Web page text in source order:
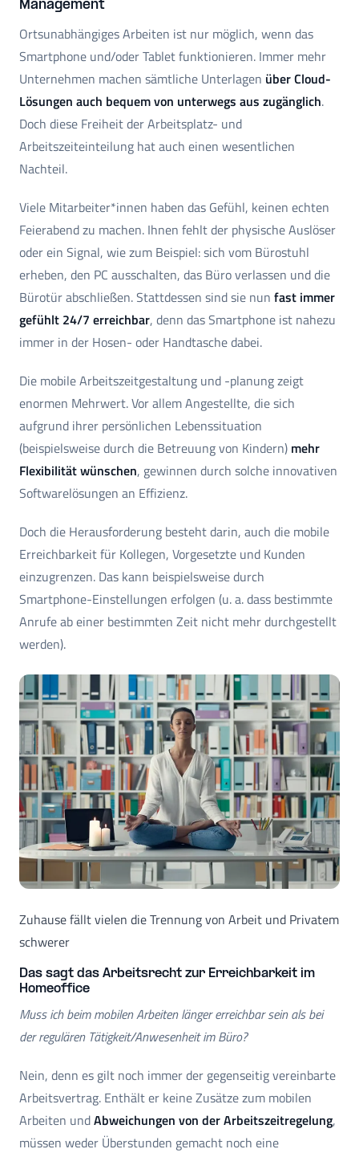
Management
Ortsunabhängiges Arbeiten ist nur möglich, wenn das
Smartphone und/oder Tablet funktionieren. Immer mehr
Unternehmen machen sämtliche Unterlagen über Cloud-
Lösungen auch bequem von unterwegs aus zugänglich.
Doch diese Freiheit der Arbeitsplatz- und
Arbeitszeiteinteilung hat auch einen wesentlichen
Nachteil.
Viele Mitarbeiter*innen haben das Gefühl, keinen echten
Feierabend zu machen. Ihnen fehlt der physische Auslöser
oder ein Signal, wie zum Beispiel: sich vom Bürostuhl
erheben, den PC ausschalten, das Büro verlassen und die
Bürotür abschließen. Stattdessen sind sie nun fast immer
gefühlt 24/7 erreichbar, denn das Smartphone ist nahezu
immer in der Hosen- oder Handtasche dabei.
Die mobile Arbeitszeitgestaltung und -planung zeigt
enormen Mehrwert. Vor allem Angestellte, die sich
aufgrund ihrer persönlichen Lebenssituation
(beispielsweise durch die Betreuung von Kindern) mehr
Flexibilität wünschen, gewinnen durch solche innovativen
Softwarelösungen an Effizienz.
Doch die Herausforderung besteht darin, auch die mobile
Erreichbarkeit für Kollegen, Vorgesetzte und Kunden
einzugrenzen. Das kann beispielsweise durch
Smartphone-Einstellungen erfolgen (u. a. dass bestimmte
Anrufe ab einer bestimmten Zeit nicht mehr durchgestellt
werden).
Zuhause fällt vielen die Trennung von Arbeit und Privatem
schwerer
Das sagt das Arbeitsrecht zur Erreichbarkeit im
Homeoffice
Muss ich beim mobilen Arbeiten länger erreichbar sein als bei
der regulären Tätigkeit/Anwesenheit im Büro?
Nein, denn es gilt noch immer der gegenseitig vereinbarte
Arbeitsvertrag. Enthält er keine Zusätze zum mobilen
Arbeiten undAbweichungen von der Arbeitszeitregelung,
müssen weder Überstunden gemacht noch eine